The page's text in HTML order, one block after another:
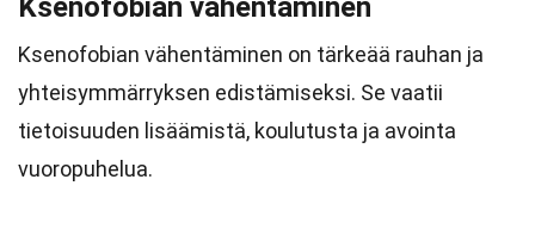
Ksenofobian vähentäminen
Ksenofobian vähentäminen on tärkeää rauhan ja
yhteisymmärryksen edistämiseksi. Se vaatii
tietoisuuden lisäämistä, koulutusta ja avointa
vuoropuhelua.